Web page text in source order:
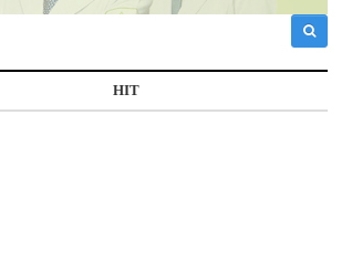
HIT